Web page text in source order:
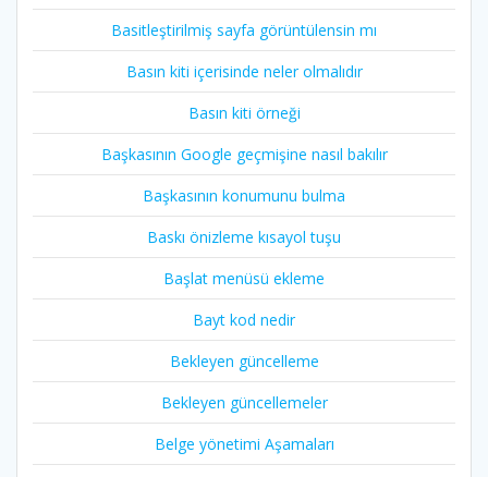
Basitleştirilmiş sayfa görüntülensin mı
Basın kiti içerisinde neler olmalıdır
Basın kiti örneği
Başkasının Google geçmişine nasıl bakılır
Başkasının konumunu bulma
Baskı önizleme kısayol tuşu
Başlat menüsü ekleme
Bayt kod nedir
Bekleyen güncelleme
Bekleyen güncellemeler
Belge yönetimi Aşamaları